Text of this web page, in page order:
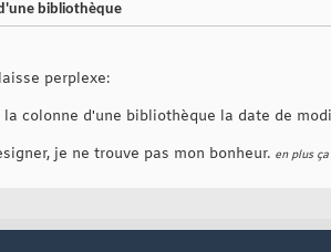
bibliothèque
perplexe:
colonne d'une bibliothèque la date de
je ne trouve pas mon bonheur. en plus